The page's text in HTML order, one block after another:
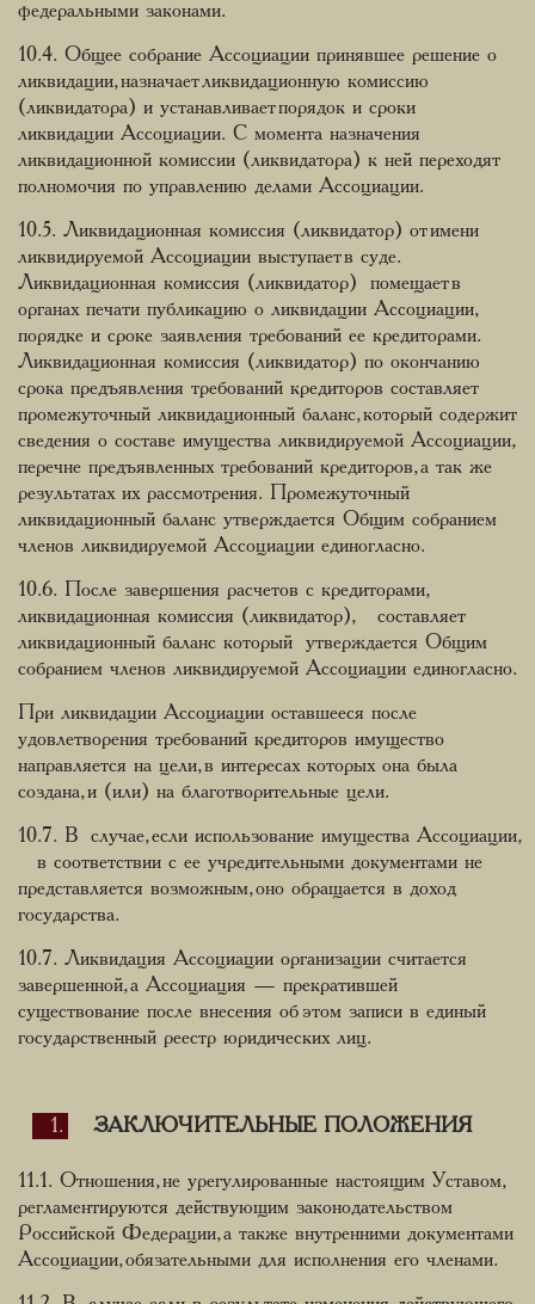
федеральными законами.
10.4. Общее собрание Ассоциации принявшее решение о
ликвидации, назначает ликвидационную комиссию
(ликвидатора) и устанавливает порядок и сроки
ликвидации Ассоциации. С момента назначения
ликвидационной комиссии (ликвидатора) к ней переходят
полномочия по управлению делами Ассоциации.
10.5. Ликвидационная комиссия (ликвидатор) от имени
ликвидируемой Ассоциации выступает в суде.
Ликвидационная комиссия (ликвидатор) помещает в
органах печати публикацию о ликвидации Ассоциации,
порядке и сроке заявления требований ее кредиторами.
Ликвидационная комиссия (ликвидатор) по окончанию
срока предъявления требований кредиторов составляет
промежуточный ликвидационный баланс, который содержит
сведения о составе имущества ликвидируемой Ассоциации,
перечне предъявленных требований кредиторов, а так же
результатах их рассмотрения. Промежуточный
ликвидационный баланс утверждается Общим собранием
членов ликвидируемой Ассоциации единогласно.
10.6. После завершения расчетов с кредиторами,
ликвидационная комиссия (ликвидатор), составляет
ликвидационный баланс который утверждается Общим
собранием членов ликвидируемой Ассоциации единогласно.
При ликвидации Ассоциации оставшееся после
удовлетворения требований кредиторов имущество
направляется на цели, в интересах которых она была
создана, и (или) на благотворительные цели.
10.7. В случае, если использование имущества Ассоциации,
в соответствии с ее учредительными документами не
представляется возможным, оно обращается в доход
государства.
10.7. Ликвидация Ассоциации организации считается
завершенной, а Ассоциация — прекратившей
существование после внесения об этом записи в единый
государственный реестр юридических лиц.
ЗАКЛЮЧИТЕЛЬНЫЕ ПОЛОЖЕНИЯ
11.1. Отношения, не урегулированные настоящим Уставом,
регламентируются действующим законодательством
Российской Федерации, а также внутренними документами
Ассоциации, обязательными для исполнения его членами.